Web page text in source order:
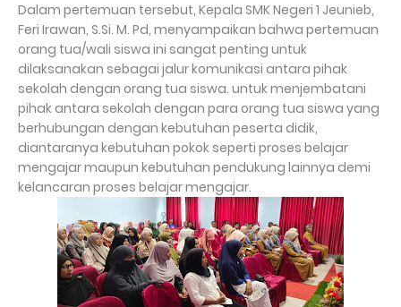
Dalam pertemuan tersebut, Kepala SMK Negeri 1 Jeunieb,
Feri Irawan, S.Si. M. Pd, menyampaikan bahwa pertemuan
orang tua/wali siswa ini sangat penting untuk
dilaksanakan sebagai jalur komunikasi antara pihak
sekolah dengan orang tua siswa. untuk menjembatani
pihak antara sekolah dengan para orang tua siswa yang
berhubungan dengan kebutuhan peserta didik,
diantaranya kebutuhan pokok seperti proses belajar
mengajar maupun kebutuhan pendukung lainnya demi
kelancaran proses belajar mengajar.